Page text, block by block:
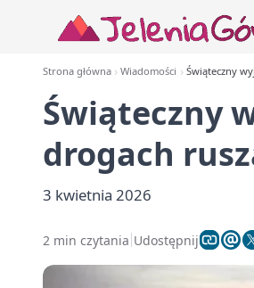
Strona główna Wiadomości Świąteczny
Świąteczny
drogach
3 kwietnia 2026
2 min czytania Udostępnij